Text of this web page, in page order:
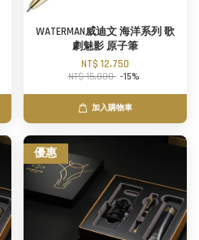
WATERMAN威迪文 海洋系列 歌
劇魅影 原子筆
NT$ 12,750
NT$ 15,000 -15%
加入購物車
優惠